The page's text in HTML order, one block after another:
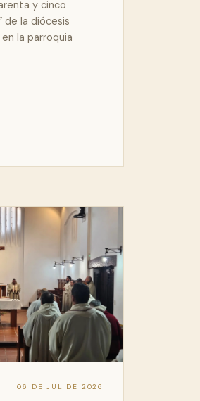
y cinco
de la diócesis
la parroquia
06 DE JUL DE 2026